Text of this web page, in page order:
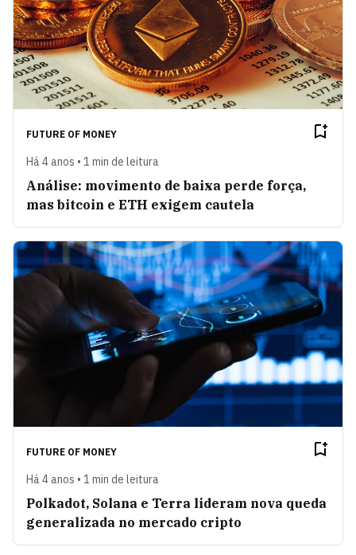
FUTURE OF MONEY
Há 4 anos • 1 min de leitura
Análise: movimento de baixa perde força,
mas bitcoin e ETH exigem cautela
FUTURE OF MONEY
Há 4 anos • 1 min de leitura
Polkadot, Solana e Terra lideram nova queda
generalizada no mercado cripto